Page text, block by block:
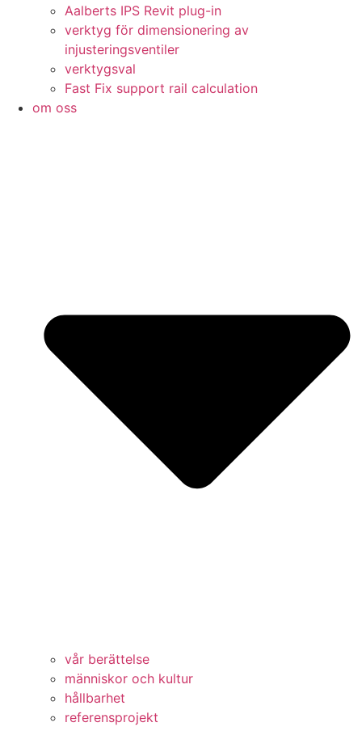
Aalberts IPS Revit plug-in
verktyg för dimensionering av
injusteringsventiler
verktygsval
Fast Fix support rail calculation
om oss
vår berättelse
människor och kultur
hållbarhet
referensprojekt